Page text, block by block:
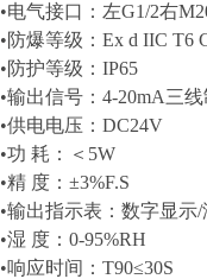
•电气接口：左G1/2右
•防爆等级：Ex d IIC T6
•防护等级：IP65
•输出信号：4-20mA三
•供电电压：DC24V
•功 耗：＜5W
•精 度：±3%F.S
•输出指示表：数字显示
•湿 度：0-95%RH
•响应时间：T90≤30S